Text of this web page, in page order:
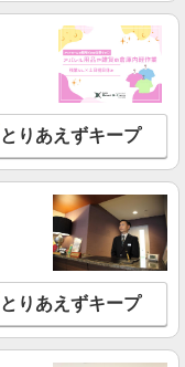
とりあえずキープ
とりあえずキープ